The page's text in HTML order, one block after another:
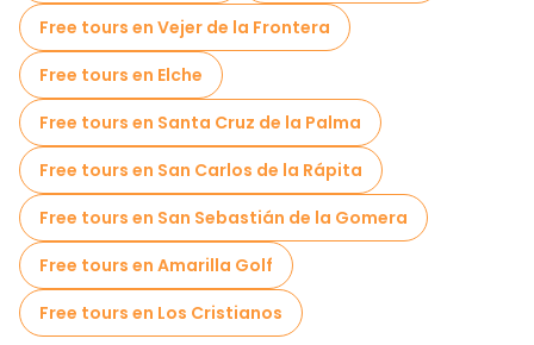
Free tours en Vejer de la Frontera
Free tours en Elche
Free tours en Santa Cruz de la Palma
Free tours en San Carlos de la Rápita
Free tours en San Sebastián de la Gomera
Free tours en Amarilla Golf
Free tours en Los Cristianos